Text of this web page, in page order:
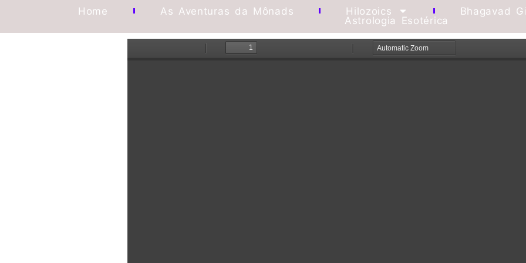
Home As Aventuras da Mônads Hilozoics Bhagavad
Astrologia Esotérica